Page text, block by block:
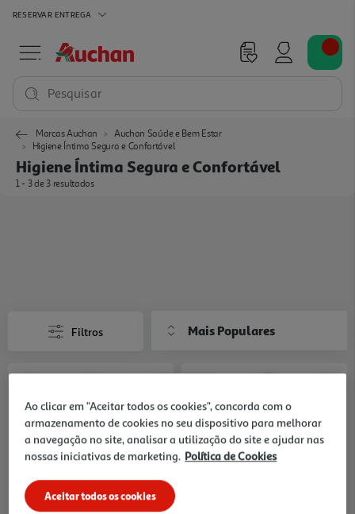
RESERVAR ENTREGA
Pesquisar
Marcas Auchan
Auchan Saúde e Bem Estar
Higiene Íntima Segura e Confortável
Higiene Íntima Segura e Confortável
1 - 3 de 3 resultados
Filtros Mais Populares
Saúde E Bem Estar 300ml
23.3 €/Lt
Ao clicar em "Aceitar todos os cookies", concorda com o
armazenamento de cookies no seu dispositivo para melhorar
a navegação no site, analisar a utilização do site e ajudar nas
nossas iniciativas de marketing. Política de Cookies
Aceitar todos os cookies